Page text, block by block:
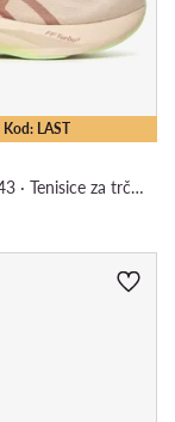
LAST
Novablast 6 1011C243 · Tenisice za trčanje